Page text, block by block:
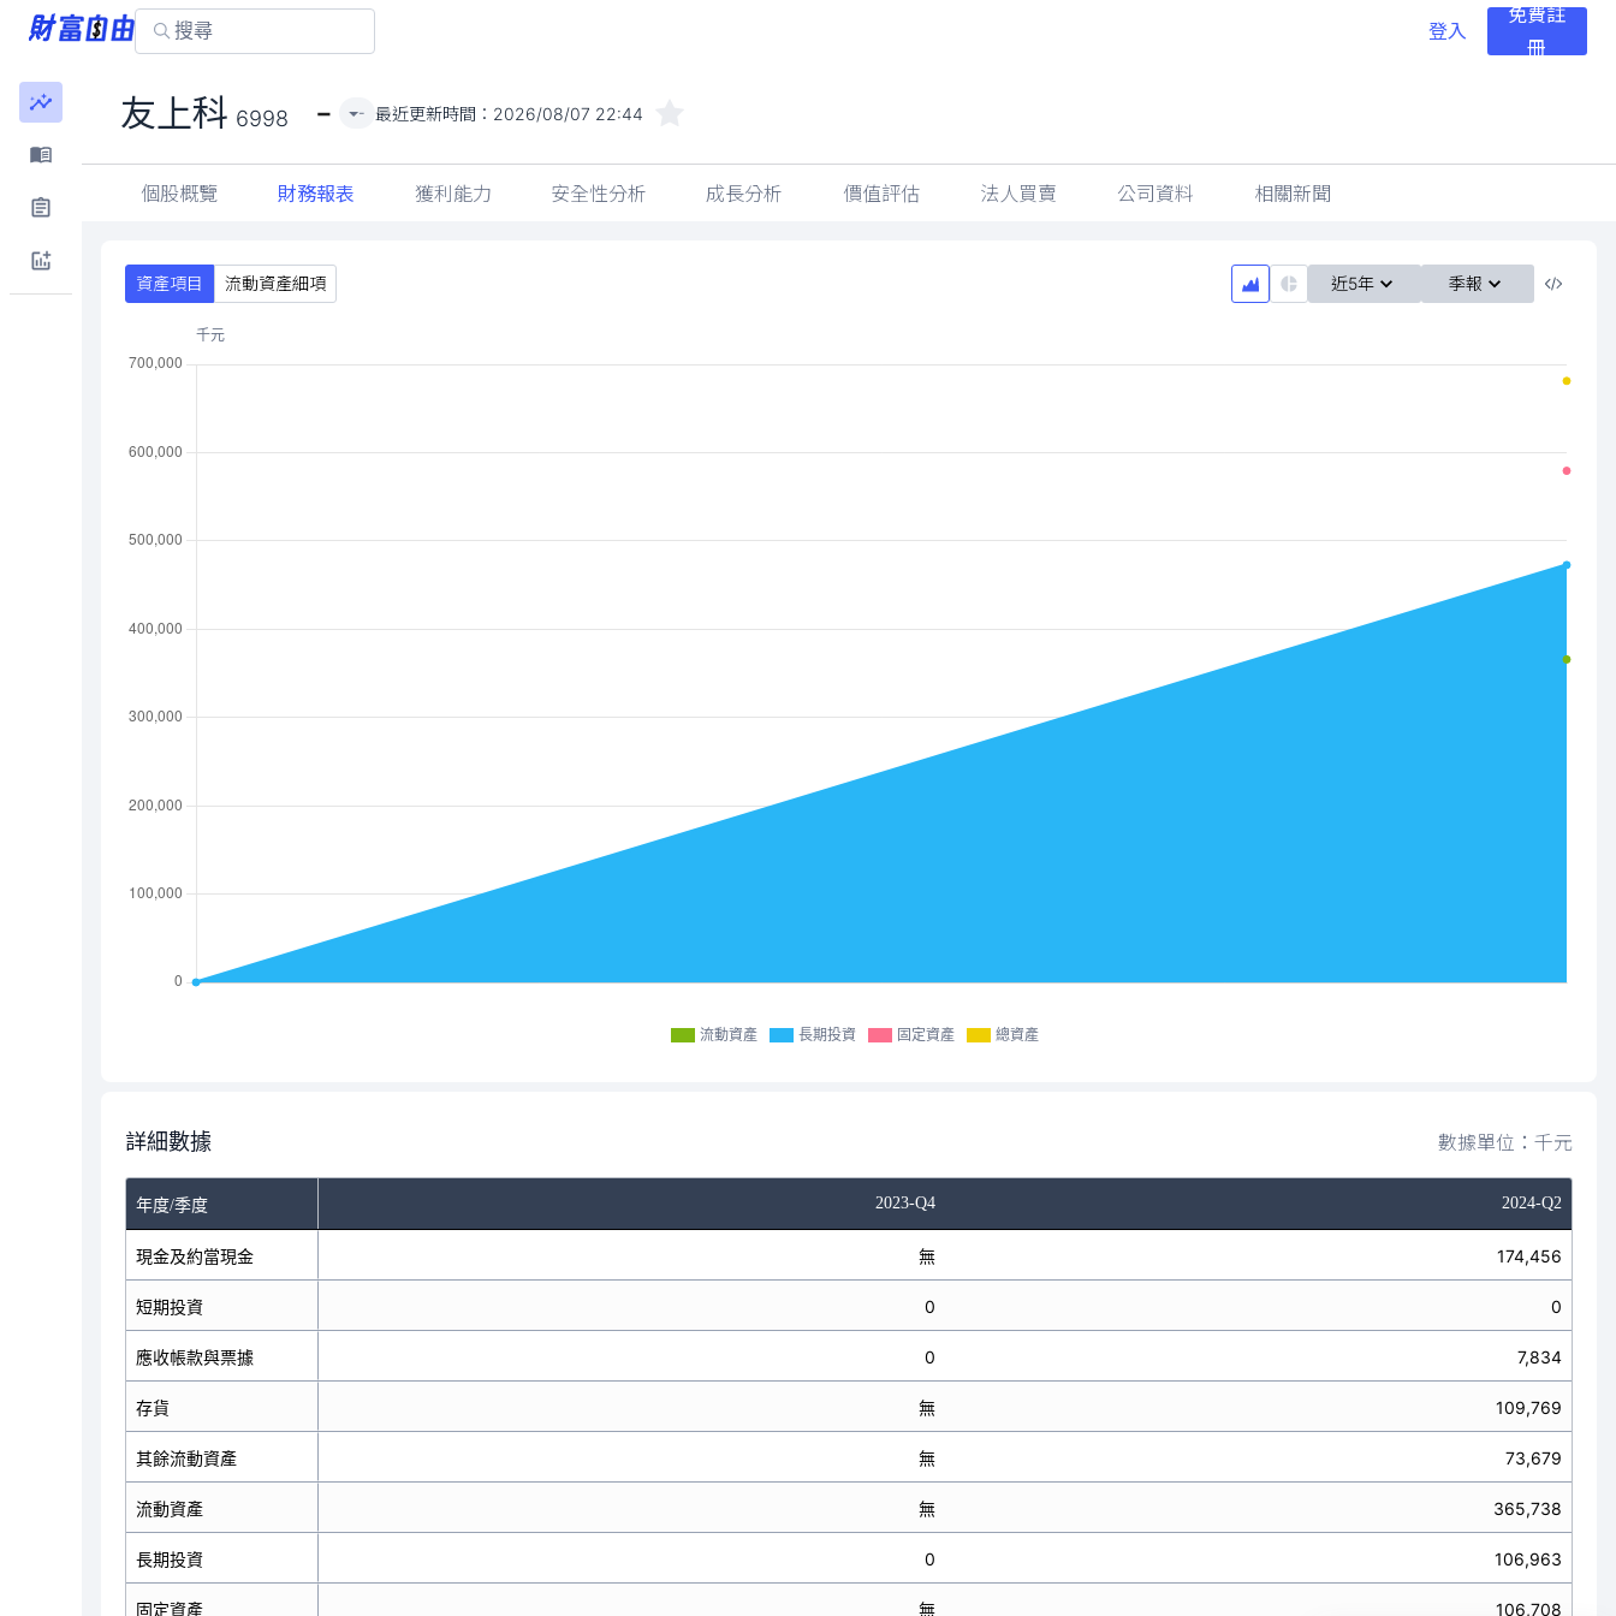
登入
免費註
冊
友上科 6998 - - 最近更新時間： 2026/08/07 22:44
個股概覽 財務報表 獲利能力 安全性分析 成長分析 價值評估 法人買賣 公司資料 相關新聞
資產項目 流動資產細項 近5年 季報
流動資產 長期投資 固定資產 總資產
詳細數據 數據單位：千元
年度/季度 2023-Q4 2024-Q2
現金及約當現金
短期投資
應收帳款與票據
存貨
其餘流動資產
流動資產
長期投資
固定資產
無 174,456
0 0
0 7,834
無 109,769
無 73,679
無 365,738
0 106,963
無 106,708